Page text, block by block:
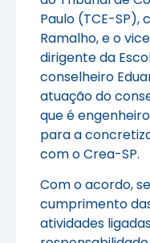
Paulo (TCE-SP),
Ramalho, e o
dirigente da
conselheiro
atuação do
que é
para a
com o Crea-SP.
Com o acordo,
cumprimento
atividades